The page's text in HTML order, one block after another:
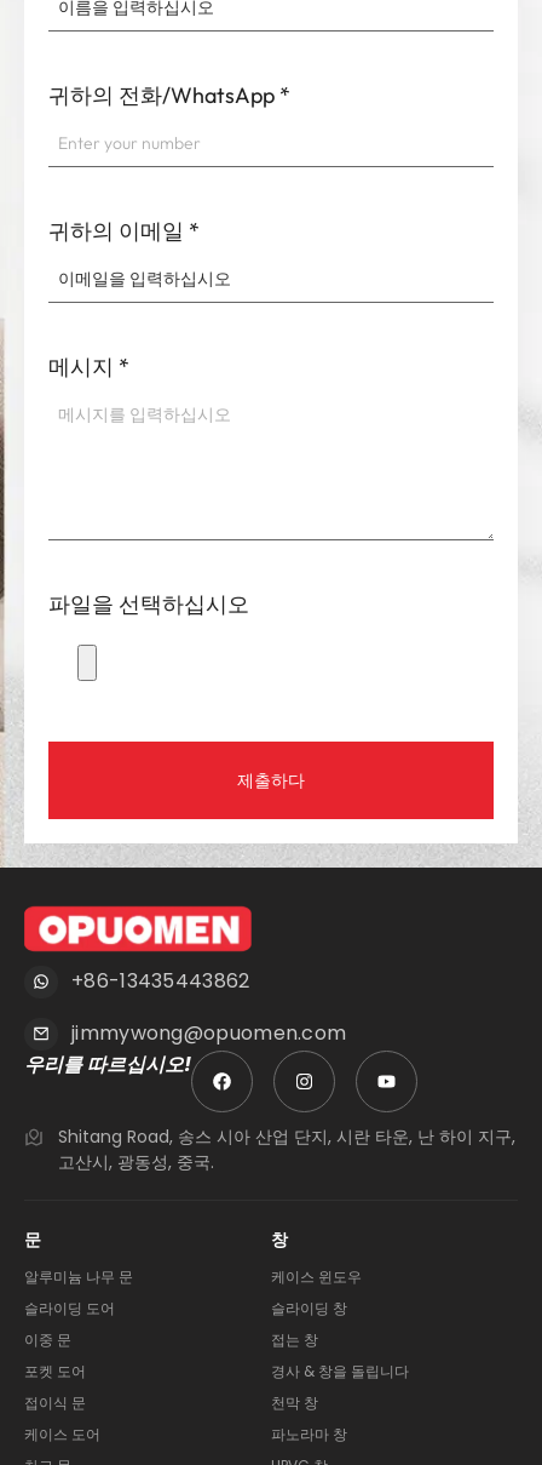
귀하의 전화/WhatsApp *
귀하의 이메일 *
메시지 *
파일을 선택하십시오
제출하다
+86-13435443862
jimmywong@opuomen.com
우리를 따르십시오!
Shitang Road, 송스 시아 산업 단지, 시란 타운, 난 하이 지구,
고산시, 광동성, 중국.
문
알루미늄 나무 문
슬라이딩 도어
이중 문
포켓 도어
접이식 문
케이스 도어
창
케이스 윈도우
슬라이딩 창
접는 창
경사 & 창을 돌립니다
천막 창
파노라마 창